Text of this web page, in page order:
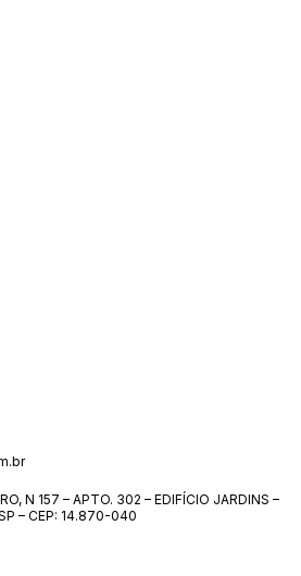
N 157 – APTO. 302 – EDIFÍCIO JARDINS –
– CEP: 14.870-040